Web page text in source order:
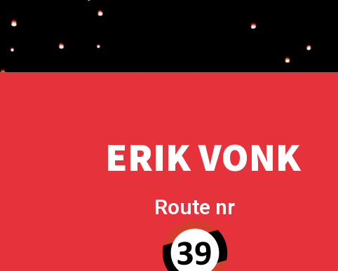
ERIK VONK
Route nr